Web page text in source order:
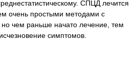
СПЦД лечится
очень простыми методами с
но чем раньше начато лечение, тем
симптомов.